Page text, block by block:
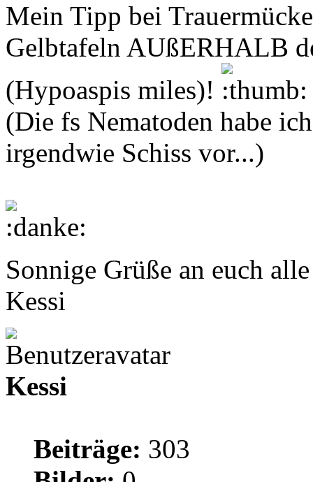
Mein Tipp bei
Gelbtafeln AUßERHALB
(Hypoaspis miles)!
(Die fs Nematoden habe
irgendwie Schiss vor...)
Sonnige Grüße an euch
Kessi
Kessi
Beiträge: 303